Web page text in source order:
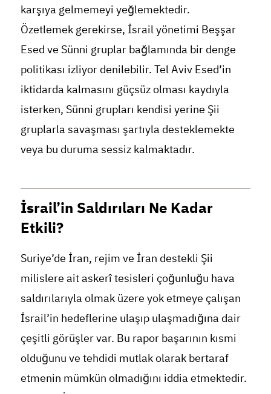
karşıya gelmemeyi yeğlemektedir.
Özetlemek gerekirse, İsrail yönetimi Beşşar
Esed ve Sünni gruplar bağlamında bir denge
politikası izliyor denilebilir. Tel Aviv Esed’in
iktidarda kalmasını güçsüz olması kaydıyla
isterken, Sünni grupları kendisi yerine Şii
gruplarla savaşması şartıyla desteklemekte
veya bu duruma sessiz kalmaktadır.
İsrail’in Saldırıları Ne Kadar
Etkili?
Suriye’de İran, rejim ve İran destekli Şii
milislere ait askerî tesisleri çoğunluğu hava
saldırılarıyla olmak üzere yok etmeye çalışan
İsrail’in hedeflerine ulaşıp ulaşmadığına dair
çeşitli görüşler var. Bu rapor başarının kısmi
olduğunu ve tehdidi mutlak olarak bertaraf
etmenin mümkün olmadığını iddia etmektedir.